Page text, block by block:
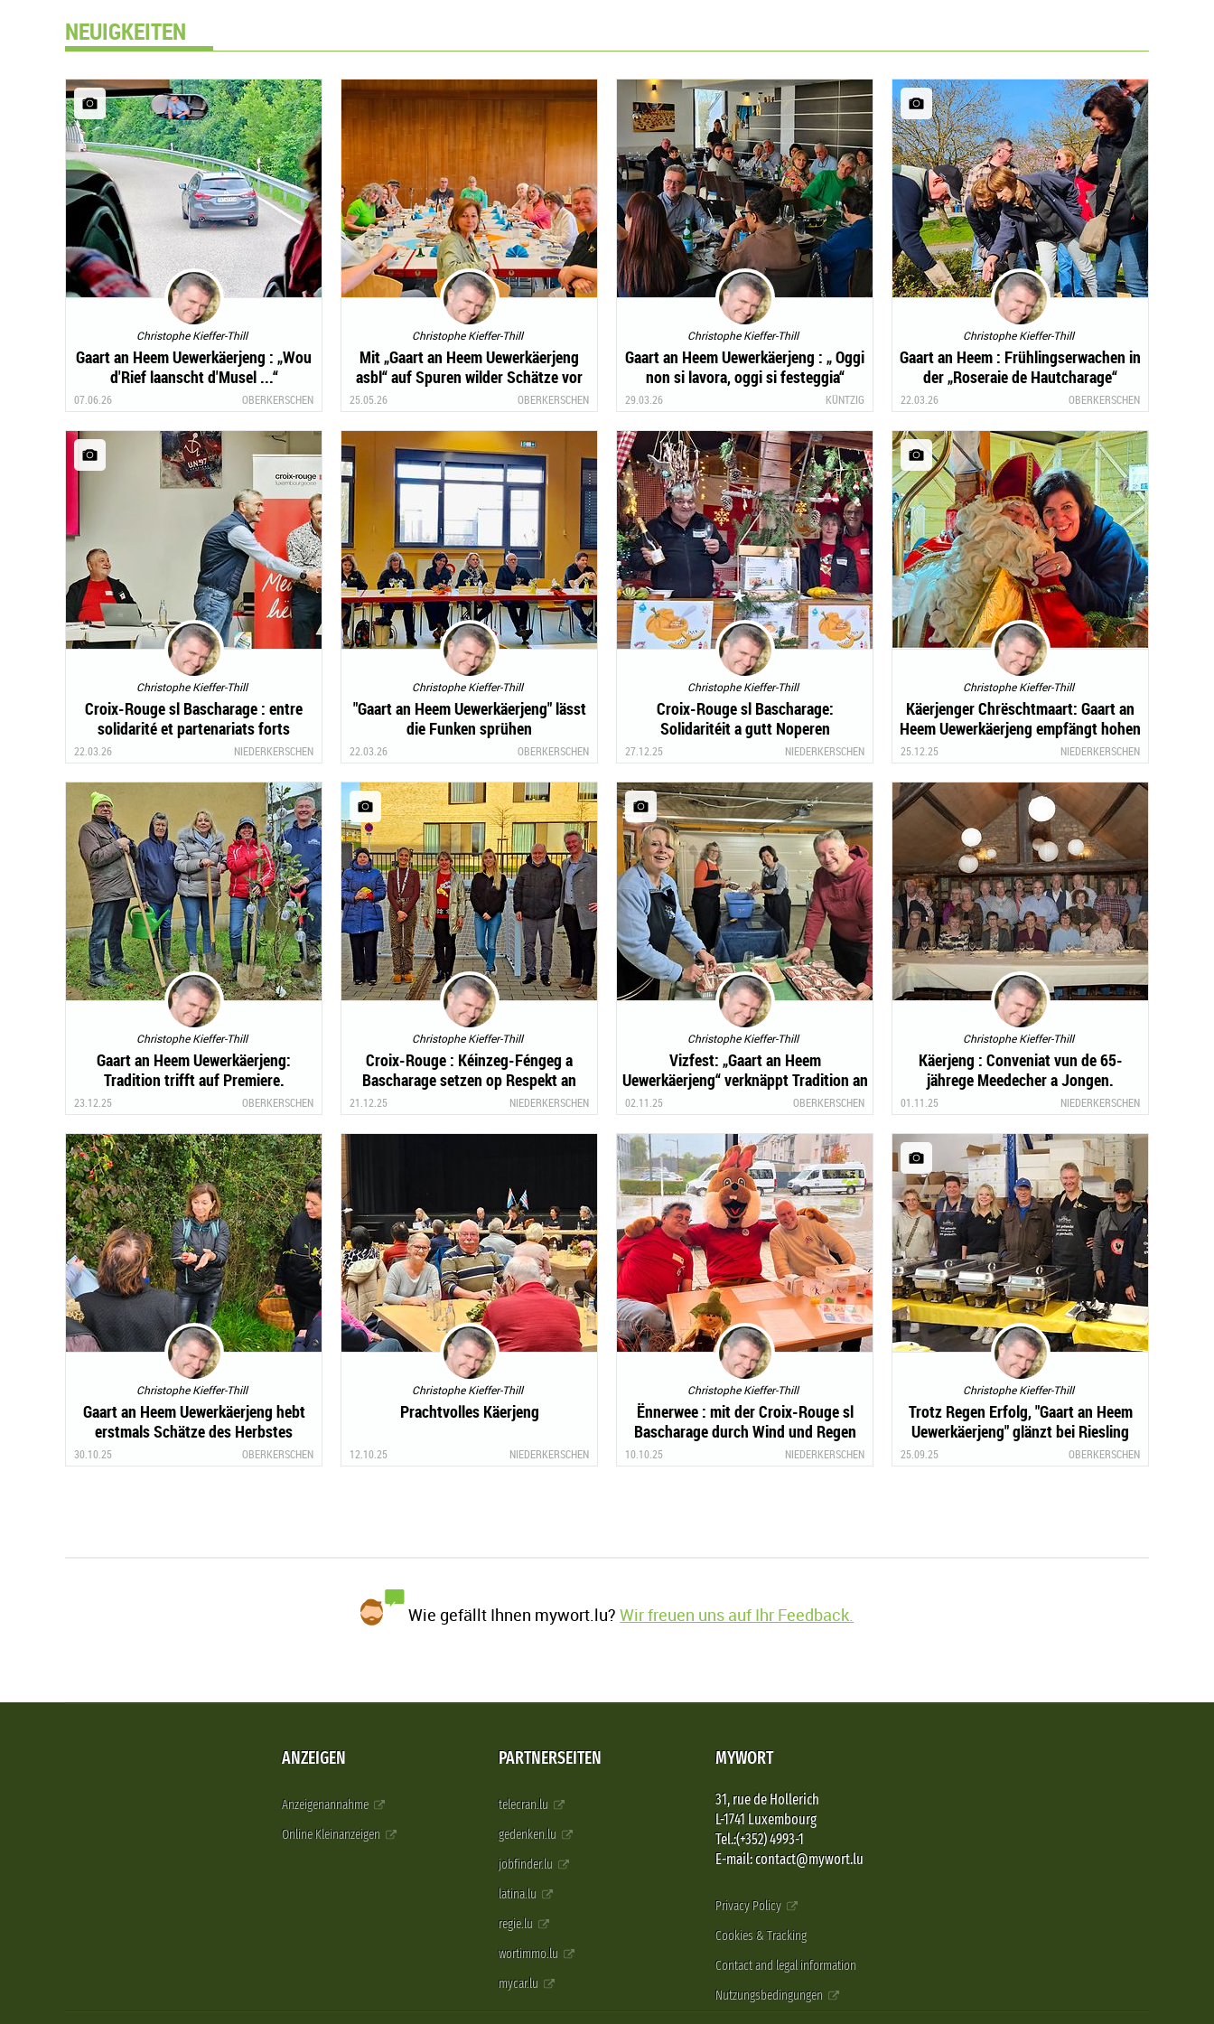
NEUIGKEITEN
Christophe Kieffer-Thill
Gaart an Heem Uewerkäerjeng : „Wou
d'Rief laanscht d'Musel ...“
07.06.26 OBERKERSCHEN
Christophe Kieffer-Thill
Mit „Gaart an Heem Uewerkäerjeng
asbl“ auf Spuren wilder Schätze vor
25.05.26 OBERKERSCHEN
Christophe Kieffer-Thill
Gaart an Heem Uewerkäerjeng : „ Oggi
non si lavora, oggi si festeggia“
29.03.26 KÜNTZIG
Christophe Kieffer-Thill
Gaart an Heem : Frühlingserwachen in
der „Roseraie de Hautcharage“
22.03.26 OBERKERSCHEN
Christophe Kieffer-Thill
Croix-Rouge sl Bascharage : entre
solidarité et partenariats forts
22.03.26 NIEDERKERSCHEN
Christophe Kieffer-Thill
"Gaart an Heem Uewerkäerjeng" lässt
die Funken sprühen
22.03.26 OBERKERSCHEN
Christophe Kieffer-Thill
Croix-Rouge sl Bascharage:
Solidaritéit a gutt Noperen
27.12.25 NIEDERKERSCHEN
Christophe Kieffer-Thill
Käerjenger Chrëschtmaart: Gaart an
Heem Uewerkäerjeng empfängt hohen
25.12.25 NIEDERKERSCHEN
Christophe Kieffer-Thill
Gaart an Heem Uewerkäerjeng:
Tradition trifft auf Premiere.
23.12.25 OBERKERSCHEN
Christophe Kieffer-Thill
Croix-Rouge : Kéinzeg-Féngeg a
Bascharage setzen op Respekt an
Zesummenhalt
21.12.25 NIEDERKERSCHEN
Christophe Kieffer-Thill
Vizfest: „Gaart an Heem
Uewerkäerjeng“ verknäppt Tradition an
02.11.25 OBERKERSCHEN
Christophe Kieffer-Thill
Käerjeng : Conveniat vun de 65-
jährege Meedecher a Jongen.
01.11.25 NIEDERKERSCHEN
Christophe Kieffer-Thill
Gaart an Heem Uewerkäerjeng hebt
erstmals Schätze des Herbstes
30.10.25 OBERKERSCHEN
Christophe Kieffer-Thill
Prachtvolles Käerjeng
12.10.25 NIEDERKERSCHEN
Christophe Kieffer-Thill
Ënnerwee : mit der Croix-Rouge sl
Bascharage durch Wind und Regen
10.10.25 NIEDERKERSCHEN
Christophe Kieffer-Thill
Trotz Regen Erfolg, "Gaart an Heem
Uewerkäerjeng" glänzt bei Riesling
25.09.25 OBERKERSCHEN
Wie gefällt Ihnen mywort.lu?Wir freuen uns auf Ihr Feedback.
ANZEIGEN
Anzeigenannahme
Online Kleinanzeigen
PARTNERSEITEN
telecran.lu
gedenken.lu
jobfinder.lu
latina.lu
regie.lu
wortimmo.lu
mycar.lu
MYWORT
31, rue de Hollerich
L-1741 Luxembourg
Tel.:(+352) 4993-1
E-mail: contact@mywort.lu
Privacy Policy
Cookies & Tracking
Contact and legal information
Nutzungsbedingungen